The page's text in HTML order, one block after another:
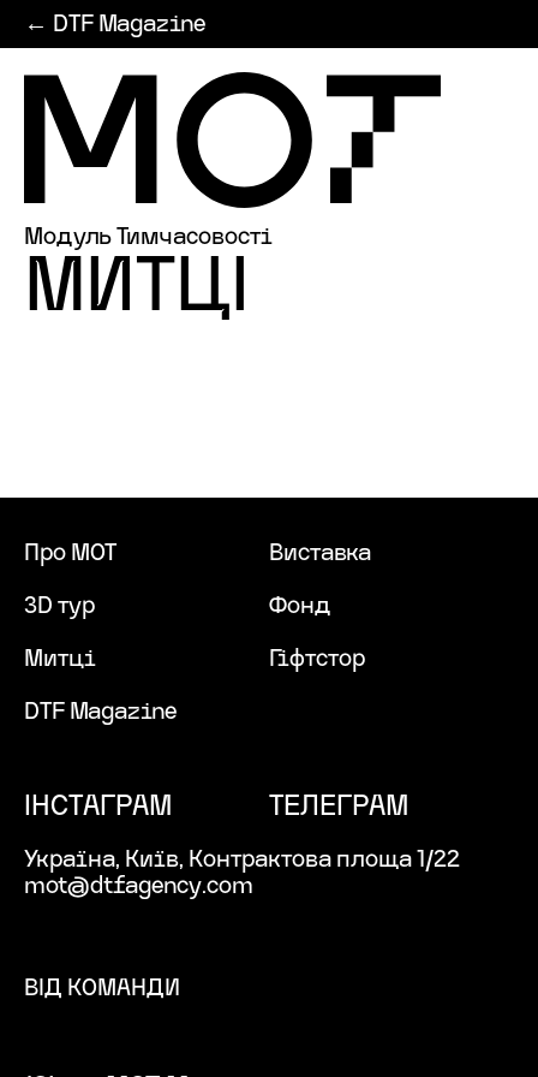
MOT
← DTF Magazine
Модуль Тимчасовості
МИТЦІ
Футер
меню
Про MOT Виставка
3D тур Фонд
Митці Гіфтстор
DTF Magazine
ІНСТАГРАМ ТЕЛЕГРАМ
Україна, Київ, Контрактова площа 1/22
mot@dtfagency.com
ВІД КОМАНДИ